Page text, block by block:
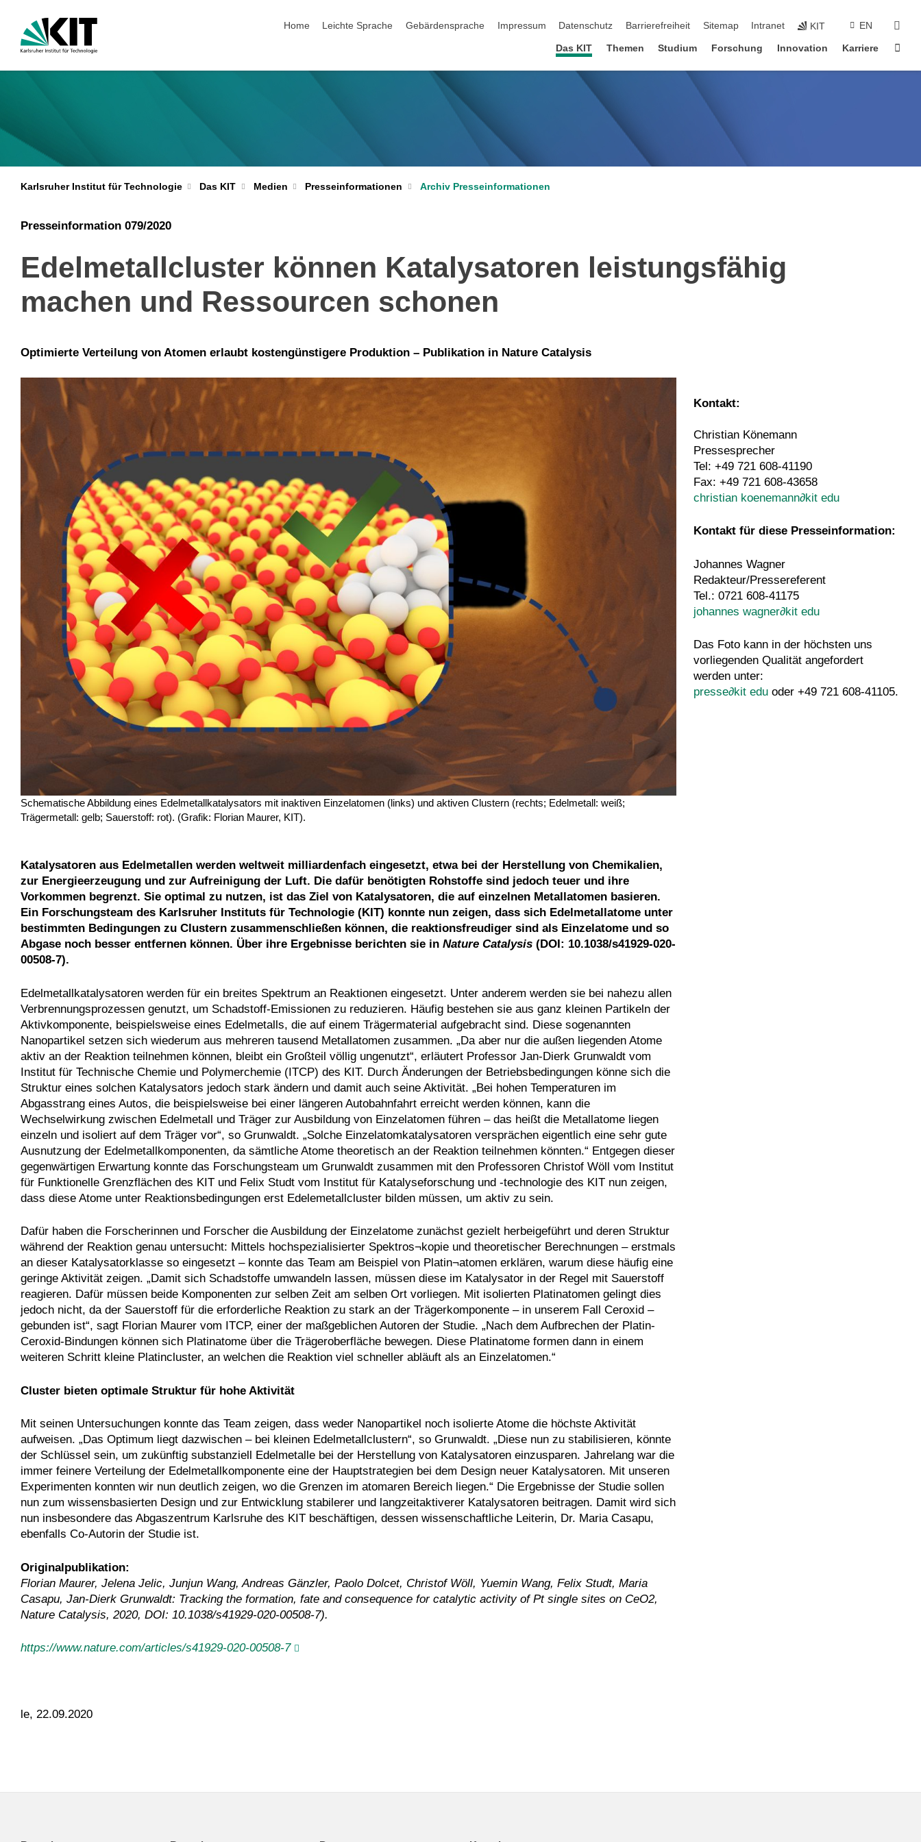
Home
Leichte Sprache Gebärdensprache Impressum Datenschutz Barrierefreiheit Sitemap Intranet KIT EN
Das KIT Themen Studium Forschung Innovation Karriere
Karlsruher Institut für Technologie Das KIT Medien Presseinformationen Archiv Presseinformationen
Presseinformation 079/2020
Edelmetallcluster können Katalysatoren leistungsfähig
machen und Ressourcen schonen
Optimierte Verteilung von Atomen erlaubt kostengünstigere Produktion – Publikation in Nature Catalysis
Schematische Abbildung eines Edelmetallkatalysators mit inaktiven Einzelatomen (links) und aktiven Clustern (rechts; Edelmetall: weiß;
Trägermetall: gelb; Sauerstoff: rot). (Grafik: Florian Maurer, KIT).
Katalysatoren aus Edelmetallen werden weltweit milliardenfach eingesetzt, etwa bei der Herstellung von Chemikalien,
zur Energieerzeugung und zur Aufreinigung der Luft. Die dafür benötigten Rohstoffe sind jedoch teuer und ihre
Vorkommen begrenzt. Sie optimal zu nutzen, ist das Ziel von Katalysatoren, die auf einzelnen Metallatomen basieren.
Ein Forschungsteam des Karlsruher Instituts für Technologie (KIT) konnte nun zeigen, dass sich Edelmetallatome unter
bestimmten Bedingungen zu Clustern zusammenschließen können, die reaktionsfreudiger sind als Einzelatome und so
Abgase noch besser entfernen können. Über ihre Ergebnisse berichten sie in Nature Catalysis(DOI: 10.1038/s41929-020-
00508-7).
Edelmetallkatalysatoren werden für ein breites Spektrum an Reaktionen eingesetzt. Unter anderem werden sie bei nahezu allen
Verbrennungsprozessen genutzt, um Schadstoff-Emissionen zu reduzieren. Häufig bestehen sie aus ganz kleinen Partikeln der
Aktivkomponente, beispielsweise eines Edelmetalls, die auf einem Trägermaterial aufgebracht sind. Diese sogenannten
Nanopartikel setzen sich wiederum aus mehreren tausend Metallatomen zusammen. „Da aber nur die außen liegenden Atome
aktiv an der Reaktion teilnehmen können, bleibt ein Großteil völlig ungenutzt“, erläutert Professor Jan-Dierk Grunwaldt vom
Institut für Technische Chemie und Polymerchemie (ITCP) des KIT. Durch Änderungen der Betriebsbedingungen könne sich die
Struktur eines solchen Katalysators jedoch stark ändern und damit auch seine Aktivität. „Bei hohen Temperaturen im
Abgasstrang eines Autos, die beispielsweise bei einer längeren Autobahnfahrt erreicht werden können, kann die
Wechselwirkung zwischen Edelmetall und Träger zur Ausbildung von Einzelatomen führen – das heißt die Metallatome liegen
einzeln und isoliert auf dem Träger vor“, so Grunwaldt. „Solche Einzelatomkatalysatoren versprächen eigentlich eine sehr gute
Ausnutzung der Edelmetallkomponenten, da sämtliche Atome theoretisch an der Reaktion teilnehmen könnten.“ Entgegen dieser
gegenwärtigen Erwartung konnte das Forschungsteam um Grunwaldt zusammen mit den Professoren Christof Wöll vom Institut
für Funktionelle Grenzflächen des KIT und Felix Studt vom Institut für Katalyseforschung und -technologie des KIT nun zeigen,
dass diese Atome unter Reaktionsbedingungen erst Edelemetallcluster bilden müssen, um aktiv zu sein.
Dafür haben die Forscherinnen und Forscher die Ausbildung der Einzelatome zunächst gezielt herbeigeführt und deren Struktur
während der Reaktion genau untersucht: Mittels hochspezialisierter Spektros¬kopie und theoretischer Berechnungen – erstmals
an dieser Katalysatorklasse so eingesetzt – konnte das Team am Beispiel von Platin¬atomen erklären, warum diese häufig eine
geringe Aktivität zeigen. „Damit sich Schadstoffe umwandeln lassen, müssen diese im Katalysator in der Regel mit Sauerstoff
reagieren. Dafür müssen beide Komponenten zur selben Zeit am selben Ort vorliegen. Mit isolierten Platinatomen gelingt dies
jedoch nicht, da der Sauerstoff für die erforderliche Reaktion zu stark an der Trägerkomponente – in unserem Fall Ceroxid –
gebunden ist“, sagt Florian Maurer vom ITCP, einer der maßgeblichen Autoren der Studie. „Nach dem Aufbrechen der Platin-
Ceroxid-Bindungen können sich Platinatome über die Trägeroberfläche bewegen. Diese Platinatome formen dann in einem
weiteren Schritt kleine Platincluster, an welchen die Reaktion viel schneller abläuft als an Einzelatomen.“
Cluster bieten optimale Struktur für hohe Aktivität
Mit seinen Untersuchungen konnte das Team zeigen, dass weder Nanopartikel noch isolierte Atome die höchste Aktivität
aufweisen. „Das Optimum liegt dazwischen – bei kleinen Edelmetallclustern“, so Grunwaldt. „Diese nun zu stabilisieren, könnte
der Schlüssel sein, um zukünftig substanziell Edelmetalle bei der Herstellung von Katalysatoren einzusparen. Jahrelang war die
immer feinere Verteilung der Edelmetallkomponente eine der Hauptstrategien bei dem Design neuer Katalysatoren. Mit unseren
Experimenten konnten wir nun deutlich zeigen, wo die Grenzen im atomaren Bereich liegen.“ Die Ergebnisse der Studie sollen
nun zum wissensbasierten Design und zur Entwicklung stabilerer und langzeitaktiverer Katalysatoren beitragen. Damit wird sich
nun insbesondere das Abgaszentrum Karlsruhe des KIT beschäftigen, dessen wissenschaftliche Leiterin, Dr. Maria Casapu,
ebenfalls Co-Autorin der Studie ist.
Originalpublikation:
Florian Maurer, Jelena Jelic, Junjun Wang, Andreas Gänzler, Paolo Dolcet, Christof Wöll, Yuemin Wang, Felix Studt, Maria
Casapu, Jan-Dierk Grunwaldt: Tracking the formation, fate and consequence for catalytic activity of Pt single sites on CeO2,
Nature Catalysis, 2020, DOI: 10.1038/s41929-020-00508-7).
https://www.nature.com/articles/s41929-020-00508-7
le, 22.09.2020
Kontakt:
Christian Könemann
Pressesprecher
Tel: +49 721 608-41190
Fax: +49 721 608-43658
christian koenemann∂kit edu
Kontakt für diese Presseinformation:
Johannes Wagner
Redakteur/Pressereferent
Tel.: 0721 608-41175
johannes wagner∂kit edu
Das Foto kann in der höchsten uns
vorliegenden Qualität angefordert
werden unter:
presse∂kit edu oder +49 721 608-41105.